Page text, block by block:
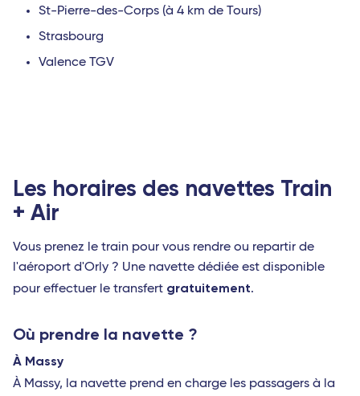
St-Pierre-des-Corps (à 4 km de Tours)
Strasbourg
Valence TGV
Les horaires des navettes Train
+ Air
Vous prenez le train pour vous rendre ou repartir de
l'aéroport d'Orly ? Une navette dédiée est disponible
pour effectuer le transfert gratuitement.
Où prendre la navette ?
À Massy
À Massy, la navette prend en charge les passagers à la